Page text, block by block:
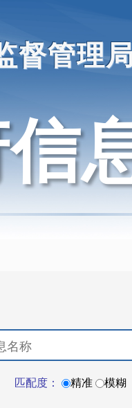
督管理
匹配度： 精准 模糊